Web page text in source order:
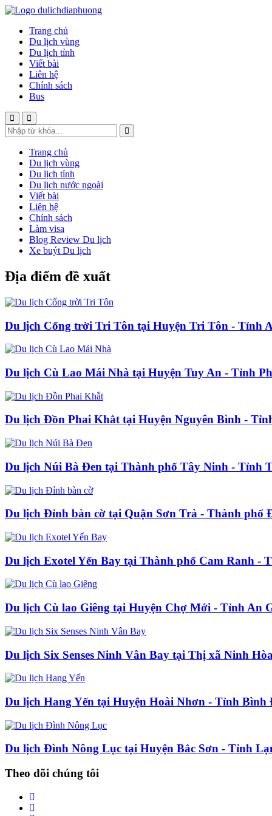
Trang chủ
Du lịch vùng
Du lịch tỉnh
Viết bài
Liên hệ
Chính sách
Bus
Trang chủ
Du lịch vùng
Du lịch tỉnh
Du lịch nước ngoài
Viết bài
Liên hệ
Chính sách
Làm visa
Blog Review Du lịch
Xe buýt Du lịch
Địa điểm đề xuất
Du lịch Cổng trời Tri Tôn tại Huyện Tri Tôn - Tỉnh
Du lịch Cù Lao Mái Nhà tại Huyện Tuy An - Tỉnh
Du lịch Đồn Phai Khắt tại Huyện Nguyên Bình -
Du lịch Núi Bà Đen tại Thành phố Tây Ninh - Tỉnh
Du lịch Đỉnh bàn cờ tại Quận Sơn Trà - Thành phố
Du lịch Exotel Yến Bay tại Thành phố Cam Ranh -
Du lịch Cù lao Giêng tại Huyện Chợ Mới - Tỉnh An
Du lịch Six Senses Ninh Vân Bay tại Thị xã Ninh
Du lịch Hang Yến tại Huyện Hoài Nhơn - Tỉnh Bình
Du lịch Đình Nông Lục tại Huyện Bắc Sơn - Tỉnh
Theo dõi chúng tôi